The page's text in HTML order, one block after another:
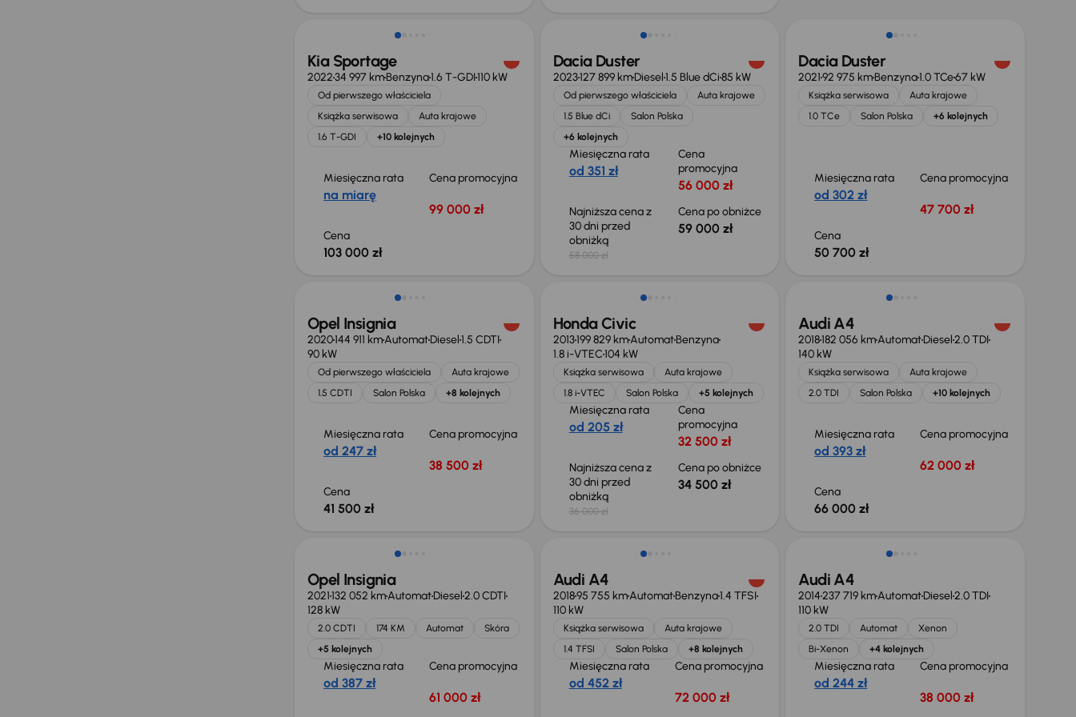
Kia Sportage
202234 997 kmBenzyna1.6 T-GDI110 kW
Od pierwszego właściciela
Książka serwisowa
Auta krajowe
1.6 T-GDI
+10 kolejnych
Miesięczna rata
na miarę
Cena promocyjna
99 000 zł
Cena
103 000 zł
Dacia Duster
2023127 899 kmDiesel1.5 Blue dCi85 kW
Od pierwszego właściciela
Auta krajowe
1.5 Blue dCi
Salon Polska
+6 kolejnych
Miesięczna rata
od 351 zł
Cena
promocyjna
56 000 zł
Najniższa cena z
30 dni przed
obniżką
58 000 zł
Cena po obniżce
59 000 zł
Dacia Duster
202192 975 kmBenzyna1.0 TCe67 kW
Książka serwisowa
Auta krajowe
1.0 TCe
Salon Polska +6 kolejnych
Miesięczna rata
od 302 zł
Cena promocyjna
47 700 zł
Cena
50 700 zł
Opel Insignia
2020144 911 kmAutomatDiesel1.5 CDTI
90 kW
Od pierwszego właściciela
Auta krajowe
1.5 CDTI
Salon Polska +8 kolejnych
Miesięczna rata
od 247 zł
Cena promocyjna
38 500 zł
Cena
41 500 zł
Taniej o 1 500 zł
Honda Civic
2013199 829 kmAutomatBenzyna
1.8 i-VTEC104 kW
Książka serwisowa
Auta krajowe
1.8 i-VTEC
Salon Polska +5 kolejnych
Miesięczna rata
od 205 zł
Cena
promocyjna
32 500 zł
Najniższa cena z
30 dni przed
obniżką
36 000 zł
Cena po obniżce
34 500 zł
Audi A4
2018182 056 kmAutomatDiesel2.0 TDI
140 kW
Książka serwisowa
Auta krajowe
2.0 TDI
Salon Polska +10 kolejnych
Miesięczna rata
od 393 zł
Cena promocyjna
62 000 zł
Cena
66 000 zł
Opel Insignia
2021132 052 kmAutomatDiesel2.0 CDTI
128 kW
2.0 CDTI 174 KM Automat
Skóra
+5 kolejnych
Miesięczna rata
od 387 zł
Cena promocyjna
61 000 zł
Świeżo skupione
Audi A4
201895 755 kmAutomatBenzyna1.4 TFSI
110 kW
Książka serwisowa
Auta krajowe
1.4 TFSI
Salon Polska +8 kolejnych
Miesięczna rata
od 452 zł
Cena promocyjna
72 000 zł
Audi A4
2014237 719 kmAutomatDiesel2.0 TDI
110 kW
2.0 TDI Automat
Xenon
Bi-Xenon
+4 kolejnych
Miesięczna rata
od 244 zł
Cena promocyjna
38 000 zł